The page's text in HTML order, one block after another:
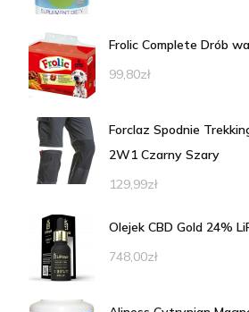
Frolic Complete Drób
99,80zł
Forclaz Spodnie
2W1 Czarny Szary
129,99zł
Olejek CBD Gold 24%
748,00zł